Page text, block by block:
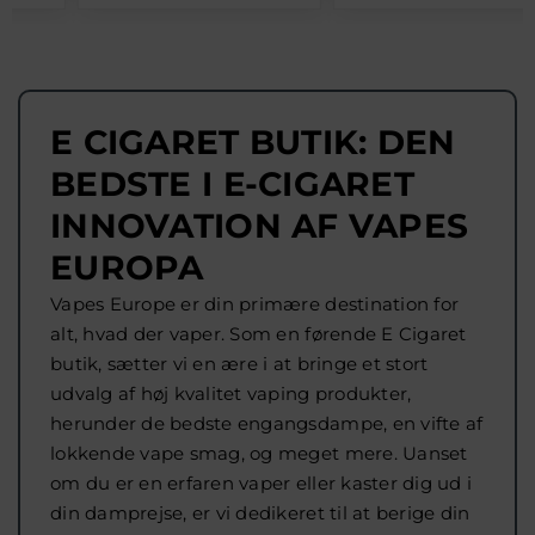
E CIGARET BUTIK: DEN
BEDSTE I E-CIGARET
INNOVATION AF VAPES
EUROPA
Vapes Europe er din primære destination for
alt, hvad der vaper. Som en førende E Cigaret
butik, sætter vi en ære i at bringe et stort
udvalg af høj kvalitet vaping produkter,
herunder de bedste engangsdampe, en vifte af
lokkende vape smag, og meget mere. Uanset
om du er en erfaren vaper eller kaster dig ud i
din damprejse, er vi dedikeret til at berige din